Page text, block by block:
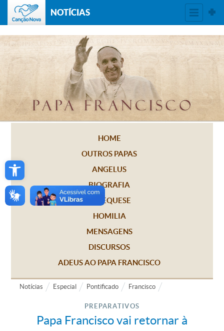
Open toolbar
NOTÍCIAS
HOME
OUTROS PAPAS
ANGELUS
BIOGRAFIA
CATEQUESE
HOMILIA
MENSAGENS
DISCURSOS
ADEUS AO PAPA FRANCISCO
Notícias Especial Pontificado Francisco
PREPARATIVOS
Papa Francisco vai retornar à